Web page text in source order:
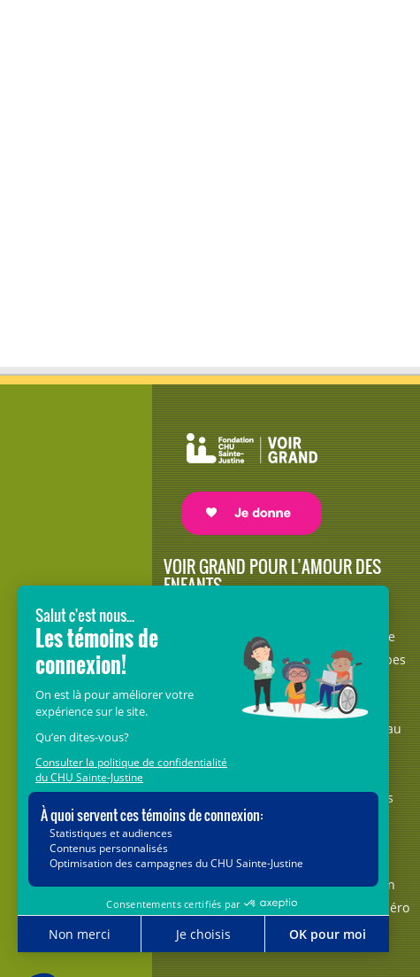
VOIR GRAND POUR L’AMOUR DES
ENFANTS
vous au cœur de la campagne majeure
Voir Grand, nous conduisons les équipes
soignantes vers les opportunités de la
science et des nouvelles technologies
pour que chaque enfant, où qu’il soit au
Justine. Ensemble, unissons nos forces
pour leur avenir.
Merci de voir grand avec nous.
Vous pouvez également faire votre don
par la poste ou par téléphone au numéro
sans frais1-888-235-DONS (3667)